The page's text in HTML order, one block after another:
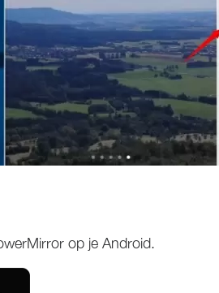
op je Android.